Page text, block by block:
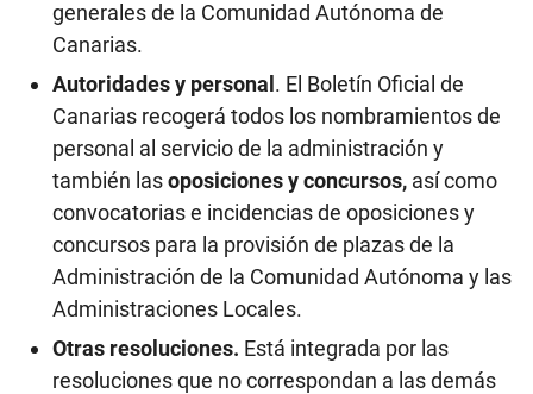
generales de la Comunidad Autónoma de
Canarias.
Autoridades y personal. El Boletín Oficial de
Canarias recogerá todos los nombramientos de
personal al servicio de la administración y
también lasoposiciones y concursos, así como
convocatorias e incidencias de oposiciones y
concursos para la provisión de plazas de la
Administración de la Comunidad Autónoma y las
Administraciones Locales.
Otras resoluciones. Está integrada por las
resoluciones que no correspondan a las demás